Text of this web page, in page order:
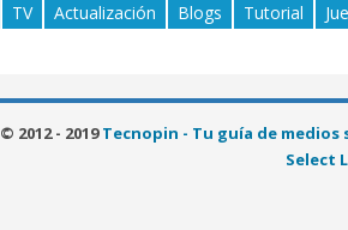
TV Actualización Blogs Tutorial
© 2012 - 2019Tecnopin - Tu guía de medios
Select